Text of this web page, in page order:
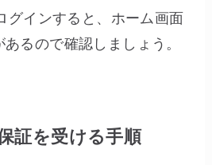
グインすると、ホーム画面
るので確認しましょう。
証を受ける手順